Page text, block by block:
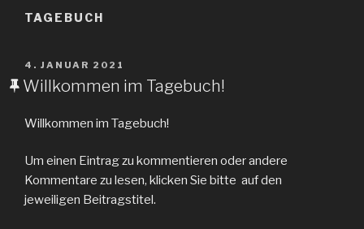
TAGEBUCH
VERÖFFENTLICHT
AM
4. JANUAR 2021
Willkommen im Tagebuch!
Willkommen im Tagebuch!
Um einen Eintrag zu kommentieren oder andere
Kommentare zu lesen, klicken Sie bitte auf den
jeweiligen Beitragstitel.